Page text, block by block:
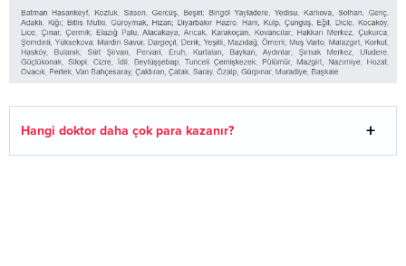
Hangi doktor daha çok para kazanır?